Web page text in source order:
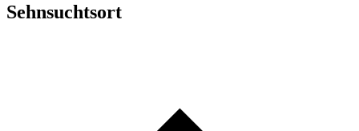
Sehnsuchtsort